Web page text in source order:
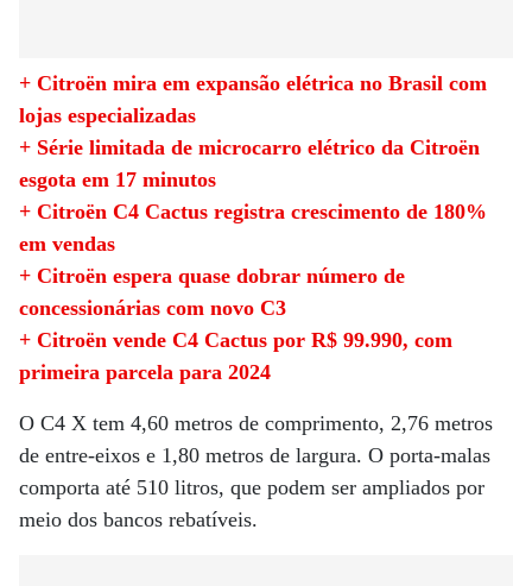
+ Citroën mira em expansão elétrica no Brasil com
lojas especializadas
+ Série limitada de microcarro elétrico da Citroën
esgota em 17 minutos
+ Citroën C4 Cactus registra crescimento de 180%
em vendas
+ Citroën espera quase dobrar número de
concessionárias com novo C3
+ Citroën vende C4 Cactus por R$ 99.990, com
primeira parcela para 2024
O C4 X tem 4,60 metros de comprimento, 2,76 metros
de entre-eixos e 1,80 metros de largura. O porta-malas
comporta até 510 litros, que podem ser ampliados por
meio dos bancos rebatíveis.